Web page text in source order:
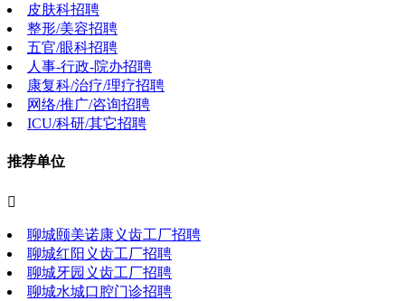
皮肤科招聘
整形/美容招聘
五官/眼科招聘
人事-行政-院办招聘
康复科/治疗/理疗招聘
网络/推广/咨询招聘
ICU/科研/其它招聘
推荐单位

聊城颐美诺康义齿工厂招聘
聊城红阳义齿工厂招聘
聊城牙园义齿工厂招聘
聊城水城口腔门诊招聘